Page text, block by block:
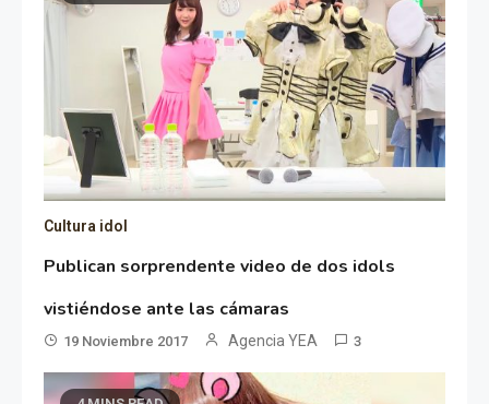
Cultura idol
Publican sorprendente video de dos idols
vistiéndose ante las cámaras
19 Noviembre 2017 Agencia YEA 3